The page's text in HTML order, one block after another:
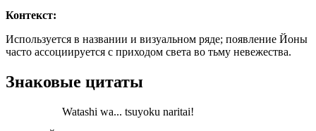
Контекст:
Используется в названии и визуальном ряде; появление Йоны
часто ассоциируется с приходом света во тьму невежества.
Знаковые цитаты
Watashi wa... tsuyoku naritai!